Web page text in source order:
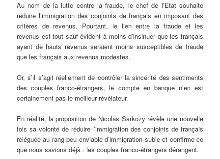
Au nom de la lutte contre la fraude, le chef de l’Etat souhaite
réduire l’immigration des conjoints de français en imposant des
critères de revenus. Pourtant, le lien entre la fraude et les
revenus est tout sauf évident à moins d’insinuer que les français
ayant de hauts revenus seraient moins susceptibles de fraude
que les français aux revenus modestes.
Or, s’il s’agit réellement de contrôler la sincérité des sentiments
des couples franco-étrangers, le compte en banque n’en est
certainement pas le meilleur révélateur.
En réalité, la proposition de Nicolas Sarkozy révèle une nouvelle
fois sa volonté de réduire l’immigration des conjoints de français
reléguée au rang peu enviable d’immigration subie et confirme ce
que nous savions déjà : les couples franco-étrangers dérangent.